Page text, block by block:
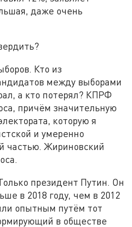
даже очень
Кто из
между выборами
а кто потерял? КПРФ
причём значительную
которую я
и умеренно
частью. Жириновский
президент Путин. Он
в 2018 году, чем в 2012
опытным путём тот
в обществе